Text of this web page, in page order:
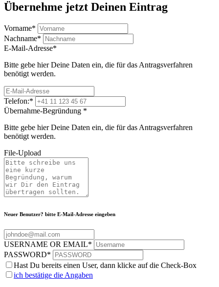
Übernehme jetzt Deinen Eintrag
Vorname*
Nachname*
E-Mail-Adresse*
Bitte gebe hier Deine Daten ein, die für das Antragsverfahren
benötigt werden.
Telefon:*
Übernahme-Begründung *
Bitte gebe hier Deine Daten ein, die für das Antragsverfahren
benötigt werden.
File-Upload
Neuer Benutzer? bitte E-Mail-Adresse eingeben
USERNAME OR EMAIL*
PASSWORD*
Hast Du bereits einen User, dann klicke auf die Check-Box
ich bestätige die Angaben